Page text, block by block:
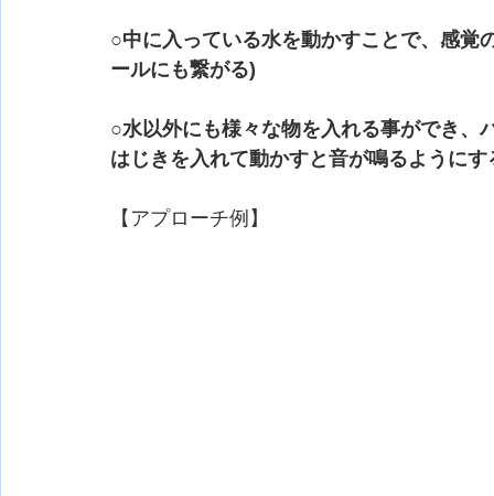
○中に入っている水を動かすことで、感覚
ールにも繋がる)
○水以外にも様々な物を入れる事ができ、
はじきを入れて動かすと音が鳴るようにす
【アプローチ例】